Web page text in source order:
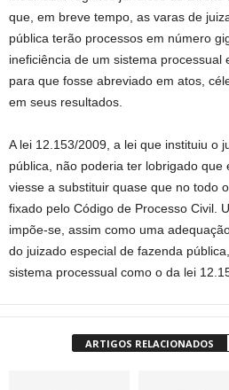
que, em breve tempo, as varas de
pública terão processos em número
ineficiência de um sistema processual
para que fosse abreviado em atos,
em seus resultados.
A lei 12.153/2009, a lei que instituiu o
pública, não poderia ter lobrigado que
viesse a substituir quase que no todo
fixado pelo Código de Processo Civil.
impõe-se, assim como uma
do juizado especial de fazenda
sistema processual como o da lei
ARTIGOS RELACIONADOS